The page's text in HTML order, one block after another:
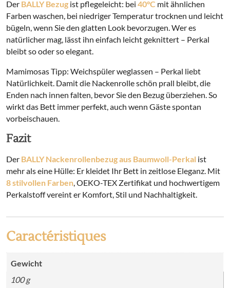
Der BALLY Bezug ist pflegeleicht: bei 40°C mit ähnlichen
Farben waschen, bei niedriger Temperatur trocknen und leicht
bügeln, wenn Sie den glatten Look bevorzugen. Wer es
natürlicher mag, lässt ihn einfach leicht geknittert – Perkal
bleibt so oder so elegant.
Mamimosas Tipp: Weichspüler weglassen – Perkal liebt
Natürlichkeit. Damit die Nackenrolle schön prall bleibt, die
Enden nach innen falten, bevor Sie den Bezug überziehen. So
wirkt das Bett immer perfekt, auch wenn Gäste spontan
vorbeischauen.
Fazit
Der BALLY Nackenrollenbezug aus Baumwoll-Perkal ist
mehr als eine Hülle: Er kleidet Ihr Bett in zeitlose Eleganz. Mit
8 stilvollen Farben , OEKO-TEX Zertifikat und hochwertigem
Perkalstoff vereint er Komfort, Stil und Nachhaltigkeit.
Caractéristiques
Gewicht
100 g